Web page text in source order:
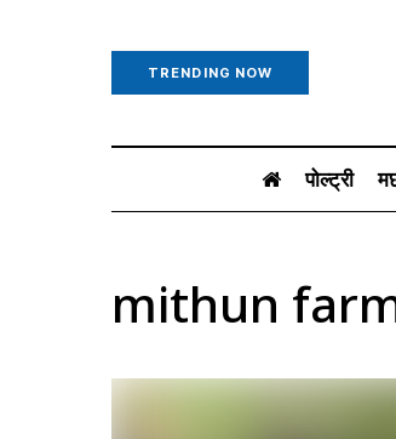
TRENDING NOW
पोल्ट्री
mithun